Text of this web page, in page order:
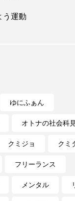
う運動
ゆにふぁん
オトナの社会科
クミジョ クミ
フリーランス
メンタル